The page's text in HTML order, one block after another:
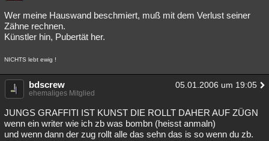
Wer meine Hauswand beschmiert, muß mit dem Verlust seiner
Zähne rechnen.
Künstler hin, Pubertät her.
NICHTS lebt ewig !
bdscrew 05.01.2006 um 19:05
ehemaliges Mitglied
JUNGS GRAFFITI IST KUNST DIE ROLLT DAHER AUF ZÜGN
wenn ein writer wie ich zb was bombn (heisst anmaln)
und wenn dann der zug rollt alle das sehn das is so wenn du zb.